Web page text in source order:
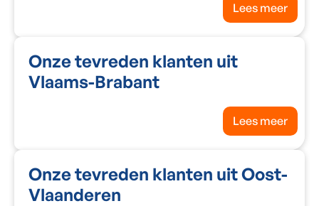
Lees meer
Onze tevreden klanten uit
Vlaams-Brabant
Lees meer
Onze tevreden klanten uit Oost-
Vlaanderen